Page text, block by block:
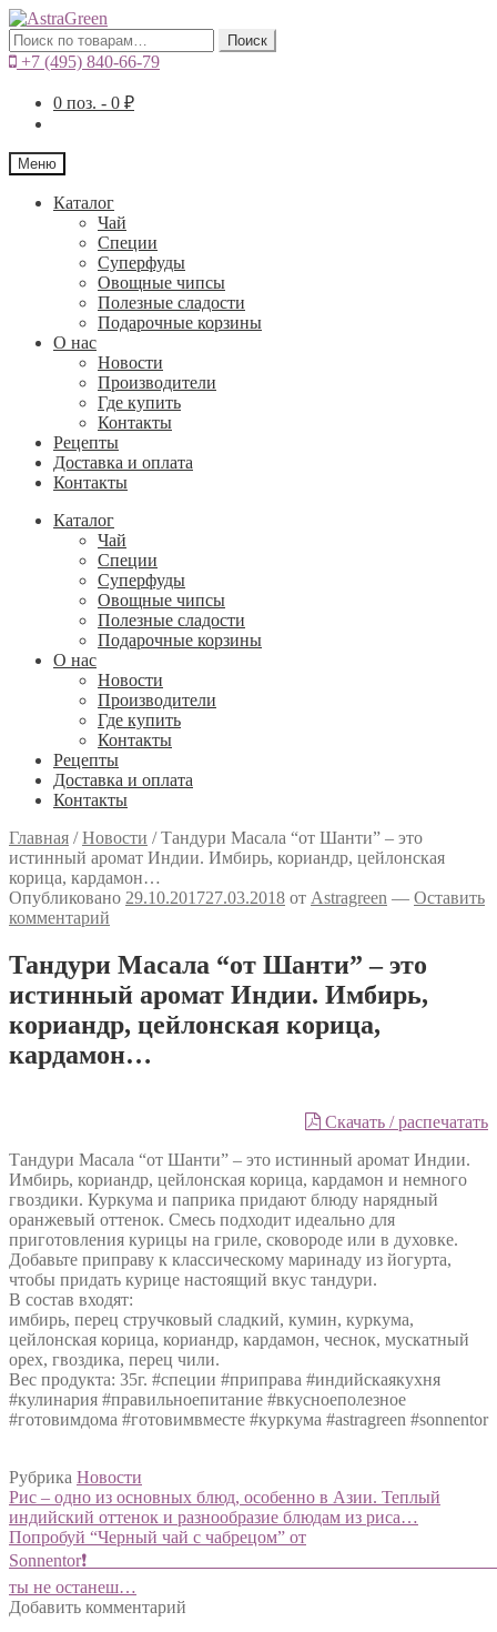
Искать: Поиск
+7 (495) 840-66-79
0 поз. - 0 ₽
Меню
Каталог
Чай
Специи
Cуперфуды
Овощные чипсы
Полезные сладости
Подарочные корзины
О нас
Новости
Производители
Где купить
Контакты
Рецепты
Доставка и оплата
Контакты
Каталог
Чай
Специи
Cуперфуды
Овощные чипсы
Полезные сладости
Подарочные корзины
О нас
Новости
Производители
Где купить
Контакты
Рецепты
Доставка и оплата
Контакты
Главная /Новости /Тандури Масала “от Шанти” – это
истинный аромат Индии. Имбирь, кориандр, цейлонская
корица, кардамон…
Опубликовано 29.10.201727.03.2018 от Astragreen — Оставить
комментарий
Тандури Масала “от Шанти” – это
истинный аромат Индии. Имбирь,
кориандр, цейлонская корица,
кардамон…
Скачать / распечатать
Тандури Масала “от Шанти” – это истинный аромат Индии.
Имбирь, кориандр, цейлонская корица, кардамон и немного
гвоздики. Куркума и паприка придают блюду нарядный
оранжевый оттенок. Смесь подходит идеально для
приготовления курицы на гриле, сковороде или в духовке.
Добавьте приправу к классическому маринаду из йогурта,
чтобы придать курице настоящий вкус тандури.
В состав входят:
имбирь, перец стручковый сладкий, кумин, куркума,
цейлонская корица, кориандр, кардамон, чеснок, мускатный
орех, гвоздика, перец чили.
Вес продукта: 35г. #специи #приправа #индийскаякухня
#кулинария #правильноепитание #вкусноеполезное
#готовимдома #готовимвместе #куркума #astragreen #sonnentor
Рубрика Новости
Навигация
по
записям
Предыдущий:
Рис – одно из основных блюд, особенно в Азии. Теплый
индийский оттенок и разнообразие блюдам из риса…
Следующий:
Попробуй “Черный чай с чабрецом” от
ты не останеш…
Добавить комментарий